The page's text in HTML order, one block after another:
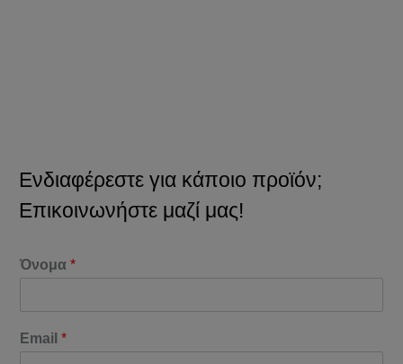
Ενδιαφέρεστε για κάποιο προϊόν;
Επικοινωνήστε μαζί μας!
Όνομα*
Email*